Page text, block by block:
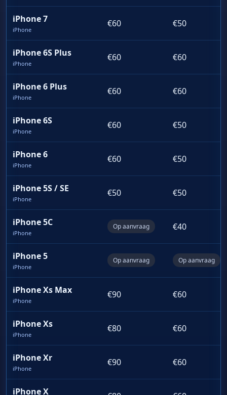
iPhone 7
iPhone
€60 €50
iPhone 6S Plus
iPhone
€60 €60
iPhone 6 Plus
iPhone
€60 €60
iPhone 6S
iPhone
€60 €50
iPhone 6
iPhone
€60 €50
iPhone 5S / SE
iPhone
€50 €50
iPhone 5C
iPhone
Op aanvraag €40
iPhone 5
iPhone
Op aanvraag Op aanvraag
iPhone Xs Max
iPhone
€90 €60
iPhone Xs
iPhone
€80 €60
iPhone Xr
iPhone
€90 €60
iPhone X